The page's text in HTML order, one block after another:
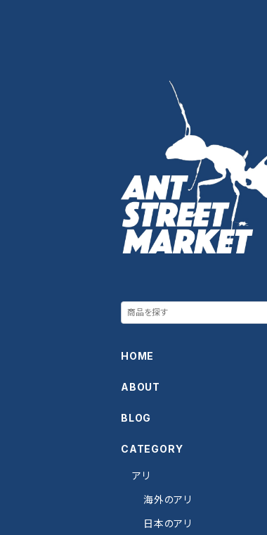
HOME
ABOUT
BLOG
CATEGORY
アリ
海外のアリ
日本のアリ